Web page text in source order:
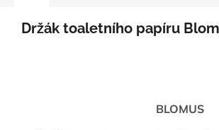
Držák toaletního papíru
BLOMUS